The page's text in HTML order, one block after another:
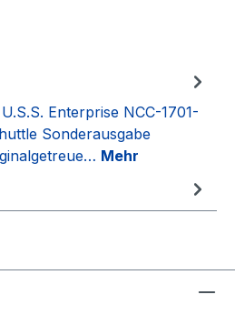
Enterprise NCC-1701-
Sonderausgabe
Mehr